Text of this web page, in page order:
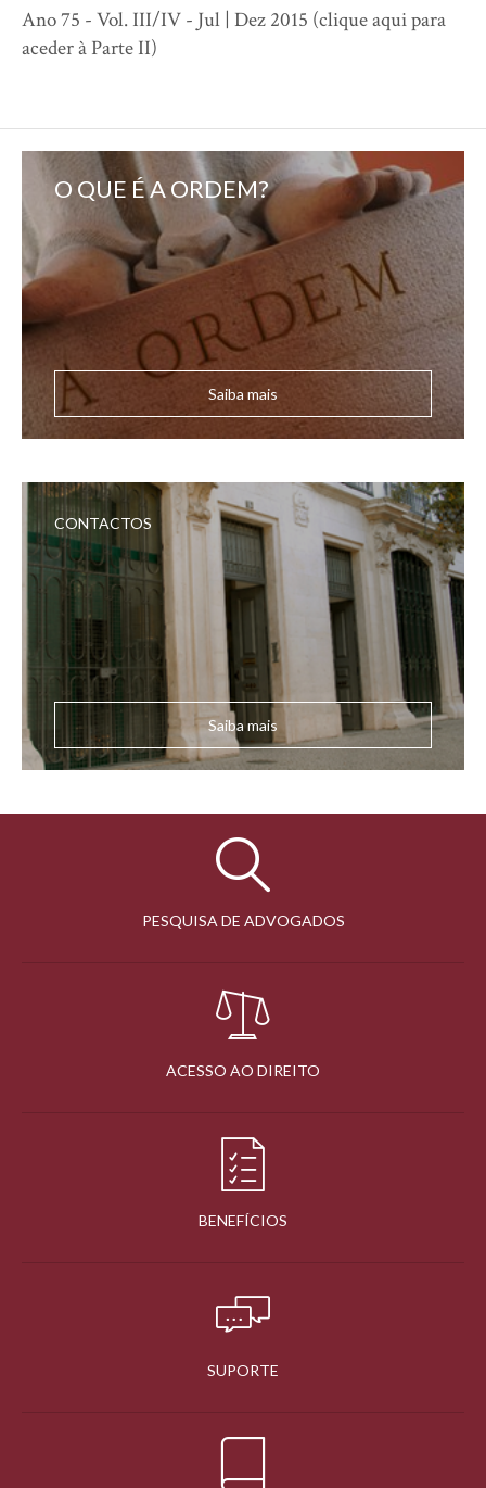
Ano 75 - Vol. III/IV - Jul | Dez 2015 (clique aqui para
aceder à Parte II)
O QUE É A ORDEM?
Saiba mais
CONTACTOS
Saiba mais
PESQUISA DE ADVOGADOS
ACESSO AO DIREITO
BENEFÍCIOS
SUPORTE